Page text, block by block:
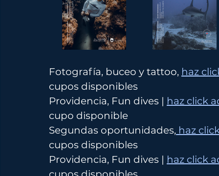
Fotografía, buceo y tattoo, haz
cupos disponibles
Providencia, Fun dives | haz click
cupo disponible
Segundas oportunidades, haz
cupos disponibles
Providencia, Fun dives | haz click